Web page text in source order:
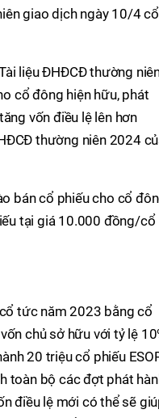
giao dịch ngày 10/4 cổ
liệu ĐHĐCĐ thường
cổ đông hiện hữu, phát
vốn điều lệ lên hơn
thường niên 2024
bán cổ phiếu cho cổ
tại giá 10.000 đồng/cổ
tức năm 2023 bằng cổ
chủ sở hữu với tỷ lệ
20 triệu cổ phiếu
toàn bộ các đợt phát
điều lệ mới có thể sẽ